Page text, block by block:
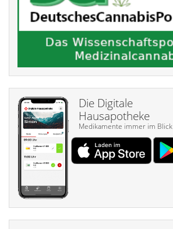
Die Digitale
Hausapotheke
Medikamente immer im Blick